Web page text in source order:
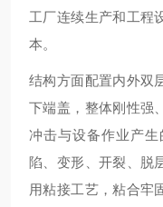
工厂连续生产和工程
本。
结构方面配置内外双
下端盖，整体刚性强
冲击与设备作业产
陷、变形、开裂、脱
用粘接工艺，粘合牢